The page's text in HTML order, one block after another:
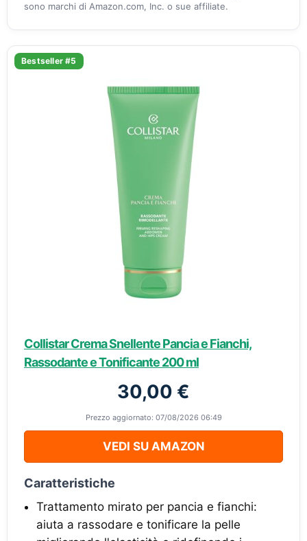
sono marchi di Amazon.com, Inc. o sue affiliate.
Bestseller #5
Collistar Crema Snellente Pancia e Fianchi,
Rassodante e Tonificante 200 ml
30,00 €
Prezzo aggiornato: 07/08/2026 06:49
VEDI SU AMAZON
Caratteristiche
Trattamento mirato per pancia e fianchi:
aiuta a rassodare e tonificare la pelle